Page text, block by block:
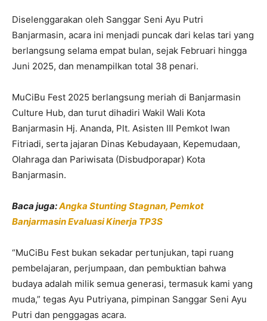
Diselenggarakan oleh Sanggar Seni Ayu Putri
Banjarmasin, acara ini menjadi puncak dari kelas tari yang
berlangsung selama empat bulan, sejak Februari hingga
Juni 2025, dan menampilkan total 38 penari.
MuCiBu Fest 2025 berlangsung meriah di Banjarmasin
Culture Hub, dan turut dihadiri Wakil Wali Kota
Banjarmasin Hj. Ananda, Plt. Asisten III Pemkot Iwan
Fitriadi, serta jajaran Dinas Kebudayaan, Kepemudaan,
Olahraga dan Pariwisata (Disbudporapar) Kota
Banjarmasin.
Baca juga:Angka Stunting Stagnan, Pemkot
Banjarmasin Evaluasi Kinerja TP3S
“MuCiBu Fest bukan sekadar pertunjukan, tapi ruang
pembelajaran, perjumpaan, dan pembuktian bahwa
budaya adalah milik semua generasi, termasuk kami yang
muda,” tegas Ayu Putriyana, pimpinan Sanggar Seni Ayu
Putri dan penggagas acara.